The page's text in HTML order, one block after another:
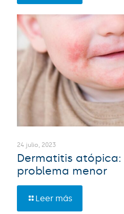
24 julio, 2023
Dermatitis atópica:
problema menor
Leer más